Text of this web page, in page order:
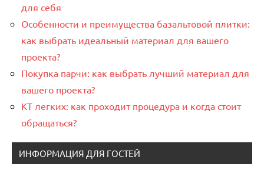
для себя
Особенности и преимущества базальтовой плитки:
как выбрать идеальный материал для вашего
проекта?
Покупка парчи: как выбрать лучший материал для
вашего проекта?
КТ легких: как проходит процедура и когда стоит
обращаться?
ИНФОРМАЦИЯ ДЛЯ ГОСТЕЙ